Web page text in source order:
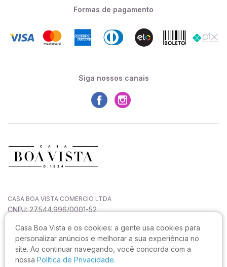
Casa Boa Vista e os cookies: a gente usa cookies para
personalizar anúncios e melhorar a sua experiência no
site. Ao continuar navegando, você concorda com a
nossa Política de Privacidade.
CASA BOA VISTA COMERCIO LTDA
CNPJ: 27.544.996/0001-52
CEP: 88090-820, Florianópolis - SC
Não realizamos atendimento neste endereço.
Formas de pagamento
Siga nossos canais